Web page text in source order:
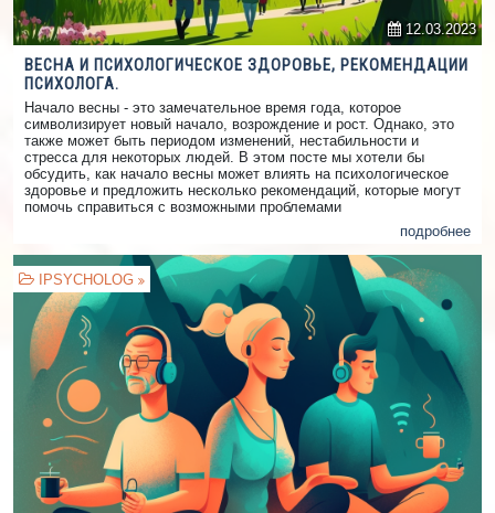
12.03.2023
ВЕСНА И ПСИХОЛОГИЧЕСКОЕ ЗДОРОВЬЕ, РЕКОМЕНДАЦИИ
ПСИХОЛОГА.
Начало весны - это замечательное время года, которое
символизирует новый начало, возрождение и рост. Однако, это
также может быть периодом изменений, нестабильности и
стресса для некоторых людей. В этом посте мы хотели бы
обсудить, как начало весны может влиять на психологическое
здоровье и предложить несколько рекомендаций, которые могут
помочь справиться с возможными проблемами
подробнее
IPSYCHOLOG